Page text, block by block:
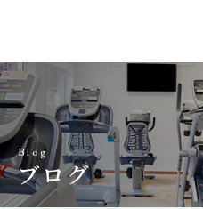
Blog
ブログ